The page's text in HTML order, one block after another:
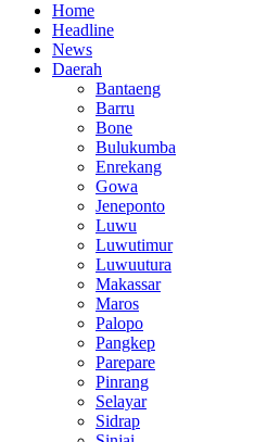
Home
Headline
News
Daerah
Bantaeng
Barru
Bone
Bulukumba
Enrekang
Gowa
Jeneponto
Luwu
Luwutimur
Luwuutura
Makassar
Maros
Palopo
Pangkep
Parepare
Pinrang
Selayar
Sidrap